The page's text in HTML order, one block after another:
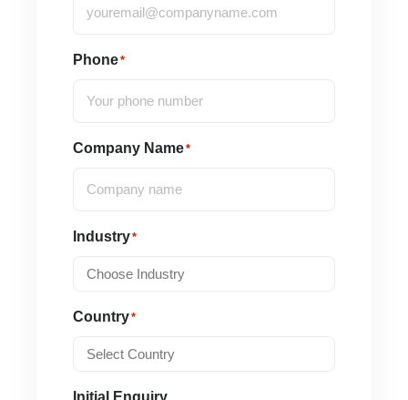
Phone*
Company Name*
Industry*
Country*